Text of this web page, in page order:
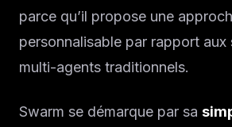
parce qu’il propose une
personnalisable par rapport aux
multi-agents traditionnels.
Swarm se démarque par sa